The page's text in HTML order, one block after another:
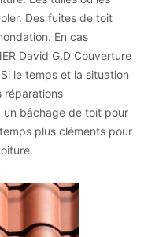
Des fuites de toit
En cas
David G.D Couverture
le temps et la situation
réparations
un bâchage de toit pour
plus cléments pour